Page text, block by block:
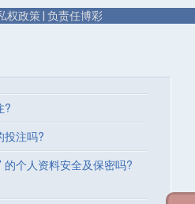
权政策 负责任博彩
?
投注吗?
的个人资料安全及保密吗?